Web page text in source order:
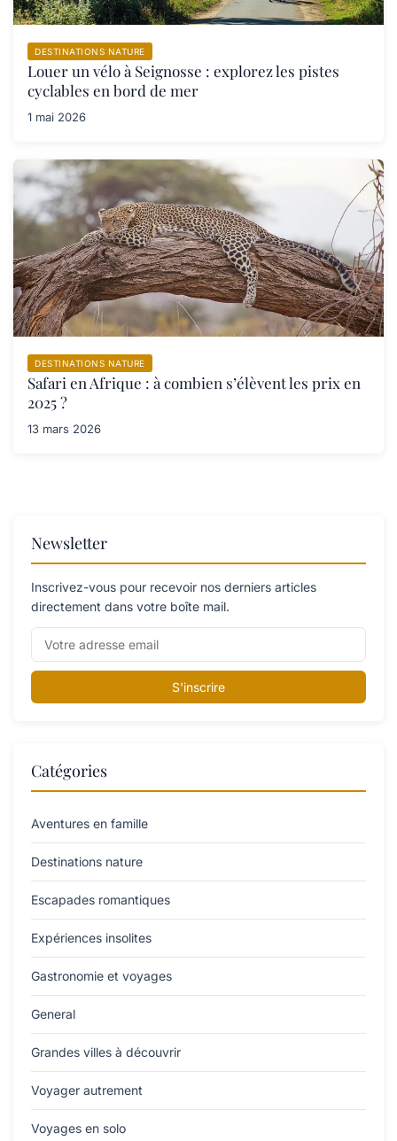
DESTINATIONS NATURE
Louer un vélo à Seignosse : explorez les pistes
cyclables en bord de mer
1 mai 2026
DESTINATIONS NATURE
Safari en Afrique : à combien s’élèvent les prix en
2025 ?
13 mars 2026
Newsletter
Inscrivez-vous pour recevoir nos derniers articles
directement dans votre boîte mail.
S'inscrire
Catégories
Aventures en famille
Destinations nature
Escapades romantiques
Expériences insolites
Gastronomie et voyages
General
Grandes villes à découvrir
Voyager autrement
Voyages en solo